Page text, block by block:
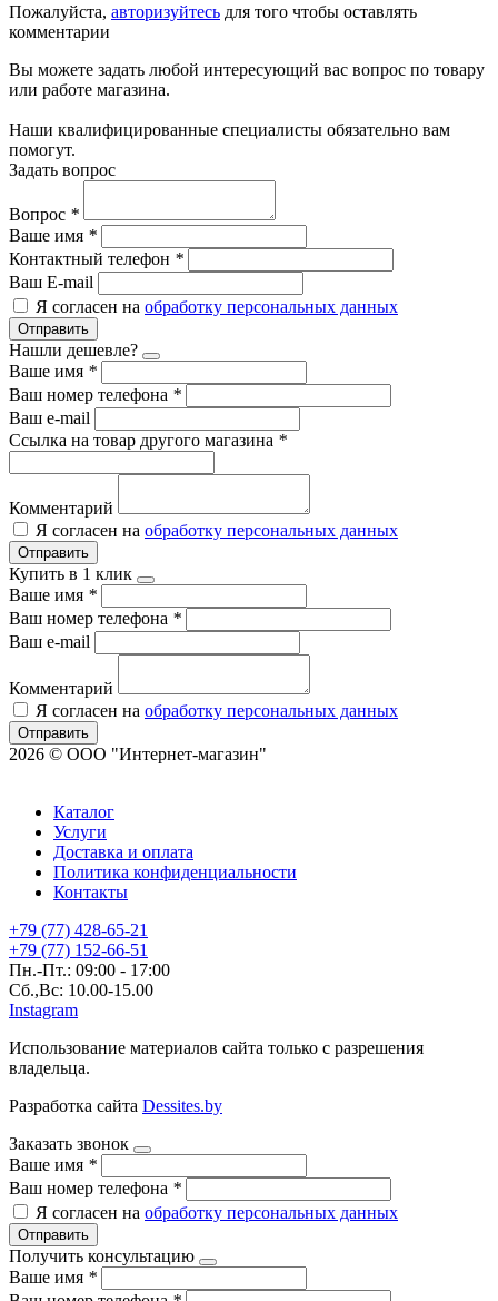
Пожалуйста, авторизуйтесь для того чтобы оставлять
комментарии
Вы можете задать любой интересующий вас вопрос по товару
или работе магазина.
Наши квалифицированные специалисты обязательно вам
помогут.
Задать вопрос
Вопрос *
Ваше имя *
Контактный телефон *
Ваш E-mail
Я согласен на обработку персональных данных
Отправить
Нашли дешевле?
Ваше имя *
Ваш номер телефона *
Ваш e-mail
Ссылка на товар другого магазина *
Комментарий
Я согласен на обработку персональных данных
Отправить
Купить в 1 клик
Ваше имя *
Ваш номер телефона *
Ваш e-mail
Комментарий
Я согласен на обработку персональных данных
Отправить
2026 © ООО "Интернет-магазин"
Каталог
Услуги
Доставка и оплата
Политика конфиденциальности
Контакты
+79 (77) 428-65-21
+79 (77) 152-66-51
Пн.-Пт.: 09:00 - 17:00
Сб.,Вс: 10.00-15.00
Instagram
Использование материалов сайта только с разрешения
владельца.
Разработка сайта Dessites.by
Заказать звонок
Ваше имя *
Ваш номер телефона *
Я согласен на обработку персональных данных
Отправить
Получить консультацию
Ваше имя *